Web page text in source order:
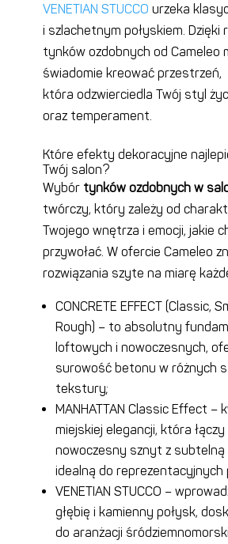
VENETIAN STUCCO urzeka
i szlachetnym połyskiem. Dzięki
tynków ozdobnych od Cameleo
świadomie kreować przestrzeń,
która odzwierciedla Twój styl
oraz temperament.
Które efekty dekoracyjne
Twój salon?
Wybór tynków ozdobnych w
twórczy, który zależy od
Twojego wnętrza i emocji, jakie
przywołać. W ofercie Cameleo
rozwiązania szyte na miarę
CONCRETE EFFECT (Classic,
Rough) – to absolutny
loftowych i nowoczesnych,
surowość betonu w różnych
tekstury;
MANHATTAN Classic Effect –
miejskiej elegancji, która
nowoczesny sznyt z
idealną do reprezentacyjnych
VENETIAN STUCCO –
głębię i kamienny połysk,
do aranżacji